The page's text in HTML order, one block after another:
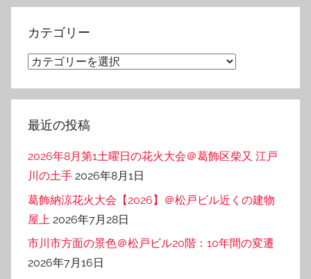
カ
イ
カテゴリー
カ
ゴ
リ
最近の投稿
2026年8月第1土曜日の花火大会＠葛飾区柴又 江戸
川の土手 2026年8月1日
葛飾納涼花火大会【2026】＠松戸ビル近くの建物
屋上 2026年7月28日
市川市方面の景色＠松戸ビル20階：10年間の変遷
2026年7月16日